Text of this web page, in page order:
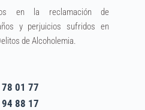
en la reclamación de
y perjuicios sufridos en
de Alcoholemia.
01 77
88 17